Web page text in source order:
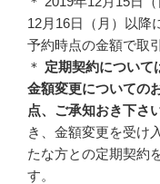
12月16日（月）以降
予約時点の金額で取
＊ 定期契約について
金額変更についての
点、ご承知おき下さい
き、金額変更を受け
たな方との定期契約
す。